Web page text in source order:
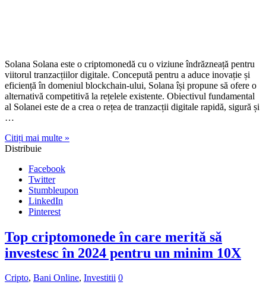
Solana Solana este o criptomonedă cu o viziune îndrăzneață pentru
viitorul tranzacțiilor digitale. Concepută pentru a aduce inovație și
eficiență în domeniul blockchain-ului, Solana își propune să ofere o
alternativă competitivă la rețelele existente. Obiectivul fundamental
al Solanei este de a crea o rețea de tranzacții digitale rapidă, sigură și
…
Citiți mai multe »
Distribuie
Facebook
Twitter
Stumbleupon
LinkedIn
Pinterest
Top criptomonede în care merită să
investesc în 2024 pentru un minim 10X
Cripto, Bani Online, Investitii 0